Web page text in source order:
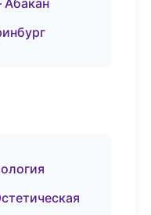
Абакан